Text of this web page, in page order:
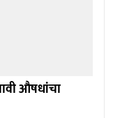
औषधांचा